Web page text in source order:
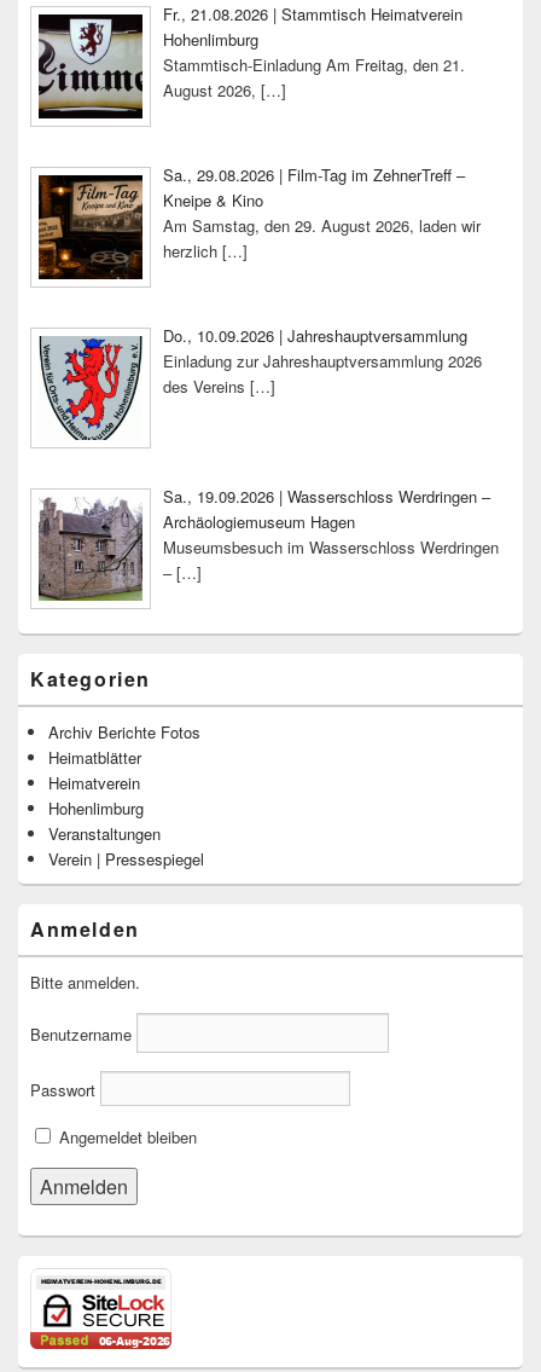
Fr., 21.08.2026 | Stammtisch Heimatverein
Hohenlimburg
Stammtisch-Einladung Am Freitag, den 21.
August 2026, […]
Sa., 29.08.2026 | Film-Tag im ZehnerTreff –
Kneipe & Kino
Am Samstag, den 29. August 2026, laden wir
herzlich […]
Do., 10.09.2026 | Jahreshauptversammlung
Einladung zur Jahreshauptversammlung 2026
des Vereins […]
Sa., 19.09.2026 | Wasserschloss Werdringen –
Archäologiemuseum Hagen
Museumsbesuch im Wasserschloss Werdringen
–[…]
Kategorien
Archiv Berichte Fotos
Heimatblätter
Heimatverein
Hohenlimburg
Veranstaltungen
Verein | Pressespiegel
Anmelden
Bitte anmelden.
Benutzername
Passwort
Angemeldet bleiben